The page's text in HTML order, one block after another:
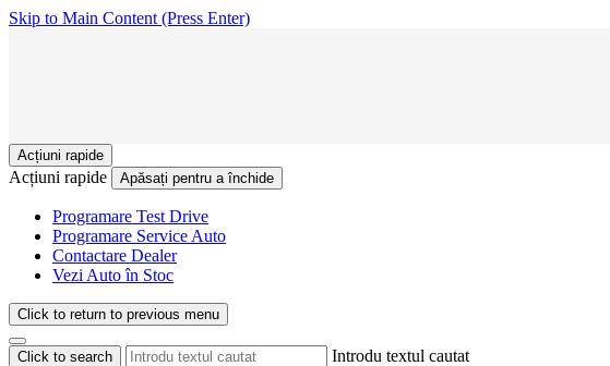
Skip to Main Content (Press Enter)
Acțiuni rapide
Acțiuni rapide Apăsați pentru a închide
Programare Test Drive
Programare Service Auto
Contactare Dealer
Vezi Auto în Stoc
Click to return to previous menu
Click to search Introdu textul cautat